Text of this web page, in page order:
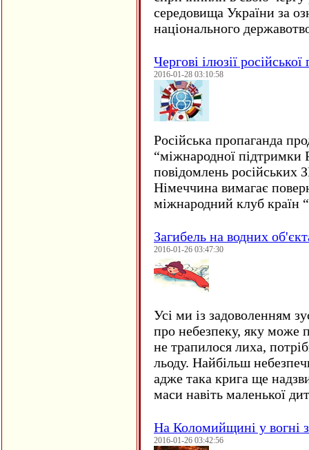
середовища України за
національного
Чергові ілюзії
2016-01-28 03:10:58
Російська пропаганда
“міжнародної підтримки
повідомлень російських
Німеччина вимагає
міжнародний клуб країн
Загибель на водних
2016-01-26 03:47:30
Усі ми із задоволенням
про небезпеку, яку може
не трапилося лиха,
льоду. Найбільш
адже така крига ще
маси навіть маленької
На Коломийщині у вогні
2016-01-26 03:42:56